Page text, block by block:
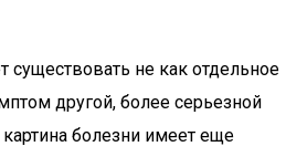
существовать не как отдельное
другой, более серьезной
болезни имеет еще